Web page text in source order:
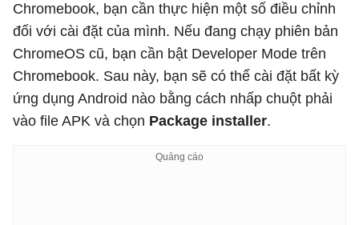
Chromebook, bạn cần thực hiện một số điều chỉnh
đối với cài đặt của mình. Nếu đang chạy phiên bản
ChromeOS cũ, bạn cần bật Developer Mode trên
Chromebook. Sau này, bạn sẽ có thể cài đặt bất kỳ
ứng dụng Android nào bằng cách nhấp chuột phải
vào file APK và chọn Package installer.